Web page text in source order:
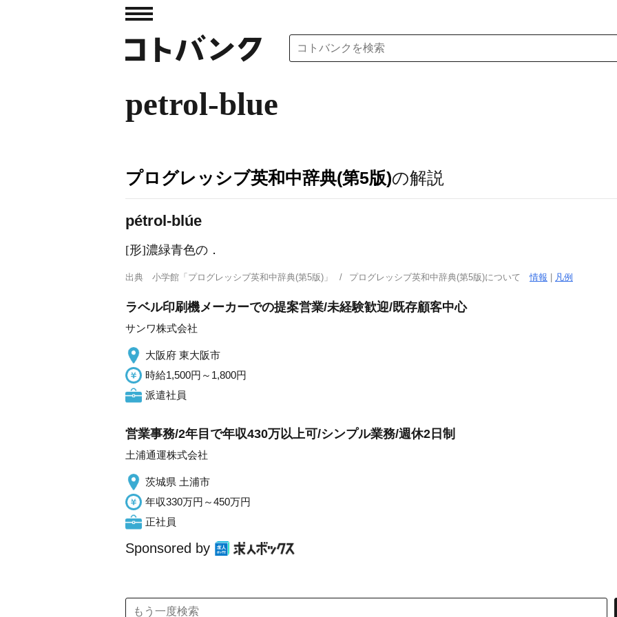
petrol-blue
プログレッシブ英和中辞典(第5版)の解説
pétrol-blúe
[形]濃緑青色の ．
出典 小学館「プログレッシブ英和中辞典(第5版)」 プログレッシブ英和中辞典(第5版)について情報 凡例
ラベル印刷機メーカーでの提案営業/未経験歓迎/既存顧客中心
サンワ株式会社
大阪府 東大阪市
時給1,500円～1,800円
派遣社員
営業事務/2年目で年収430万以上可/シンプル業務/週休2日制
土浦通運株式会社
茨城県 土浦市
年収330万円～450万円
正社員
Sponsored by